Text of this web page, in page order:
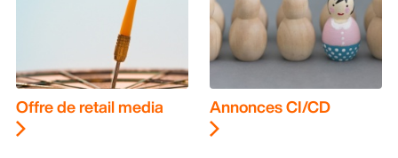
Offre de retail media Annonces CI/CD